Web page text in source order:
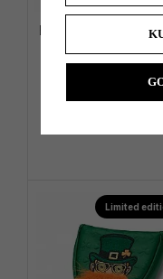
Evnroll Neo Classic
kr 4 960
Limited